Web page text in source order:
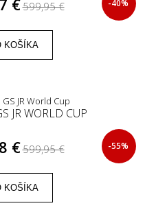
599,95 € -40%
KOŠÍKA
JR WORLD CUP
€599,95 € -55%
KOŠÍKA